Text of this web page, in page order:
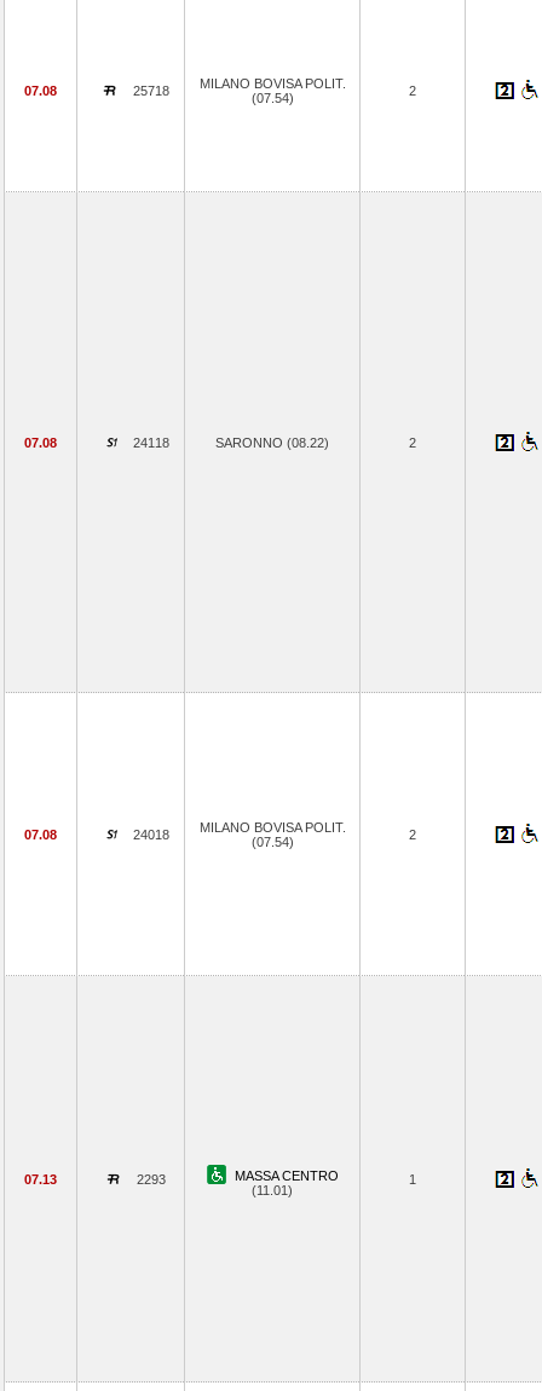
07.08 25718
MILANO BOVISA POLIT.
(07.54)
2
07.08 24118 SARONNO (08.22) 2
07.08 24018
MILANO BOVISA POLIT.
(07.54)
2
07.13 2293
MASSA CENTRO
(11.01)
1